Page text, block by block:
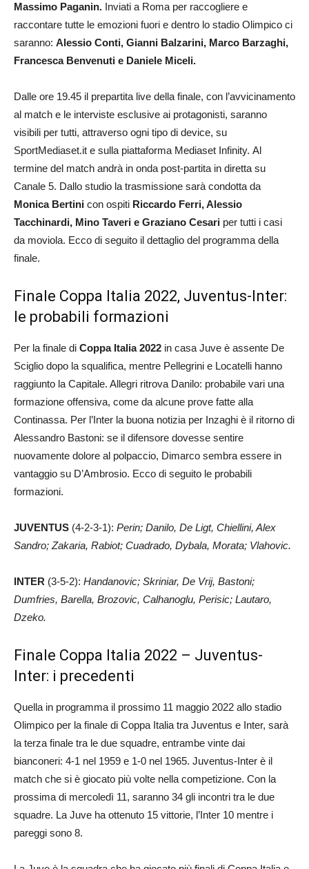
Massimo Paganin. Inviati a Roma per raccogliere e
raccontare tutte le emozioni fuori e dentro lo stadio Olimpico ci
saranno: Alessio Conti, Gianni Balzarini, Marco Barzaghi,
Francesca Benvenuti e Daniele Miceli.
Dalle ore 19.45 il prepartita live della finale, con l’avvicinamento
al match e le interviste esclusive ai protagonisti, saranno
visibili per tutti, attraverso ogni tipo di device, su
SportMediaset.it e sulla piattaforma Mediaset Infinity. Al
termine del match andrà in onda post-partita in diretta su
Canale 5. Dallo studio la trasmissione sarà condotta da
Monica Bertini con ospiti Riccardo Ferri, Alessio
Tacchinardi, Mino Taveri e Graziano Cesari per tutti i casi
da moviola. Ecco di seguito il dettaglio del programma della
finale.
Finale Coppa Italia 2022, Juventus-Inter:
le probabili formazioni
Per la finale di Coppa Italia 2022 in casa Juve è assente De
Sciglio dopo la squalifica, mentre Pellegrini e Locatelli hanno
raggiunto la Capitale. Allegri ritrova Danilo: probabile vari una
formazione offensiva, come da alcune prove fatte alla
Continassa. Per l’Inter la buona notizia per Inzaghi è il ritorno di
Alessandro Bastoni: se il difensore dovesse sentire
nuovamente dolore al polpaccio, Dimarco sembra essere in
vantaggio su D’Ambrosio. Ecco di seguito le probabili
formazioni.
JUVENTUS (4-2-3-1): Perin; Danilo, De Ligt, Chiellini, Alex
Sandro; Zakaria, Rabiot; Cuadrado, Dybala, Morata; Vlahovic.
INTER (3-5-2): Handanovic; Skriniar, De Vrij, Bastoni;
Dumfries, Barella, Brozovic, Calhanoglu, Perisic; Lautaro,
Dzeko.
Finale Coppa Italia 2022 – Juventus-
Inter: i precedenti
Quella in programma il prossimo 11 maggio 2022 allo stadio
Olimpico per la finale di Coppa Italia tra Juventus e Inter, sarà
la terza finale tra le due squadre, entrambe vinte dai
bianconeri: 4-1 nel 1959 e 1-0 nel 1965. Juventus-Inter è il
match che si è giocato più volte nella competizione. Con la
prossima di mercoledì 11, saranno 34 gli incontri tra le due
squadre. La Juve ha ottenuto 15 vittorie, l’Inter 10 mentre i
pareggi sono 8.